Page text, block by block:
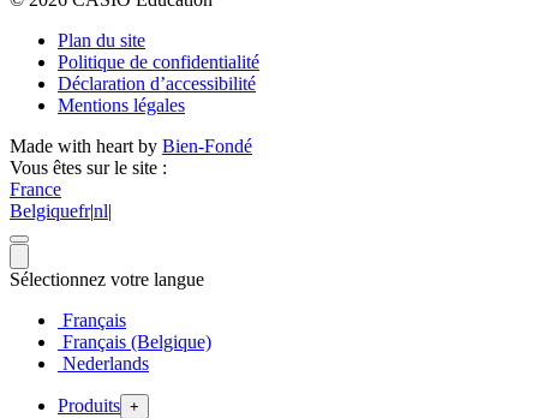
Plan du site
Politique de confidentialité
Déclaration d’accessibilité
Mentions légales
Made with heart by Bien-Fondé
Vous êtes sur le site :
France
Belgiquefr|nl|
Sélectionnez votre langue
Français
Français (Belgique)
Nederlands
Produits +